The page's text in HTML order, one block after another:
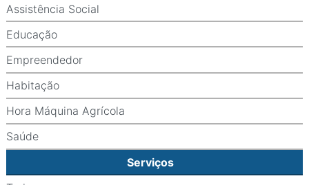
Assistência Social
Educação
Empreendedor
Habitação
Hora Máquina Agrícola
Saúde
Serviços